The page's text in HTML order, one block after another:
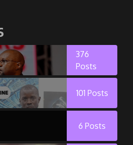
376
Posts
101 Posts
6Posts